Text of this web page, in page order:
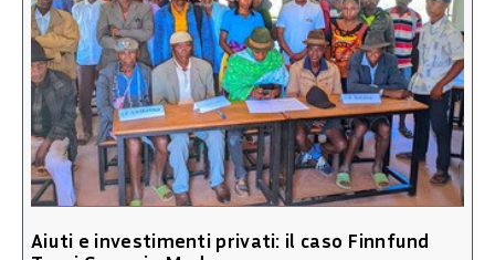
Aiuti e investimenti privati: il caso Finnfund